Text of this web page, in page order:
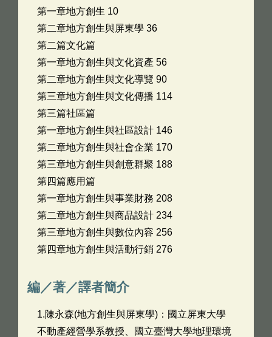
第一章地方創生 10
第二章地方創生與屏東學 36
第二篇文化篇
第一章地方創生與文化資產 56
第二章地方創生與文化導覽 90
第三章地方創生與文化傳播 114
第三篇社區篇
第一章地方創生與社區設計 146
第二章地方創生與社會企業 170
第三章地方創生與創意群聚 188
第四篇應用篇
第一章地方創生與事業財務 208
第二章地方創生與商品設計 234
第三章地方創生與數位內容 256
第四章地方創生與活動行銷 276
編／著／譯者簡介
1.陳永森(地方創生與屏東學)：國立屏東大學
不動產經營學系教授、國立臺灣大學地理環境